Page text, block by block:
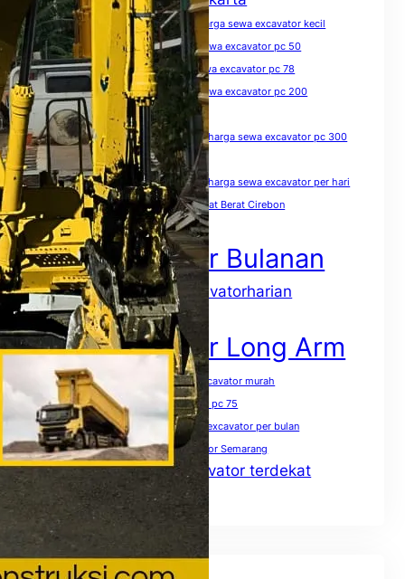
harga sewa excavator Jawa Tengah
harga sewa excavator kecil
harga sewa excavator Kendal
harga sewa excavator pc 50
harga sewa excavator pc 75
harga sewa excavator pc 78
harga sewa excavator pc 100
harga sewa excavator pc 200
harga sewa excavator pc 200 per hari
harga sewa excavator pc 200 per jam
harga sewa excavator pc 300
harga sewa excavator pc 300 per jam
harga sewa excavator pc 400 per jam
harga sewa excavator per hari
harga sewa excavator per jam
Sewa Alat Berat Cirebon
Sewa Excavator
Sewa Excavator Bulanan
Sewa excavator harian
sewaexcavatorharian
Sewa Excavator Jakarta
Sewa Excavator Long Arm
Sewa excavator mini terdekat
sewa excavator murah
Sewa excavator pc 50
Sewa excavator pc 75
Sewa excavator pc 200 per jam
Sewa excavator per bulan
Sewa excavator per hari
Sewa excavator Semarang
Sewa excavator solo
Sewa excavator terdekat